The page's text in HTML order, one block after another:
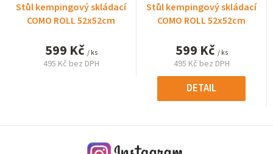
Stůl kempingový skládací
COMO ROLL 52x52cm
599 Kč / ks
495 Kč bez DPH
Stůl kempingový skládací
COMO ROLL 52x52cm
599 Kč / ks
495 Kč bez DPH
Měrná
cena:
DETAIL